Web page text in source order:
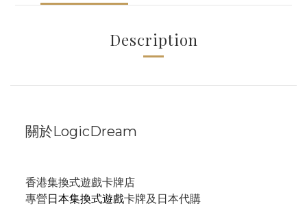
Description
關於LogicDream
香港集換式遊戲卡牌店
專營日本集換式遊戲卡牌及日本代購